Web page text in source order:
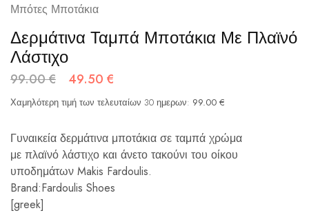
Μπότες Μποτάκια
Δερμάτινα Ταμπά Μποτάκια Με Πλαϊνό
Λάστιχο
99.00€ 49.50 €
Χαμηλότερη τιμή των τελευταίων 30 ημερων: 99.00 €
Γυναικεία δερμάτινα μποτάκια σε ταμπά χρώμα
με πλαϊνό λάστιχο και άνετο τακούνι του οίκου
υποδημάτων Makis Fardoulis.
Brand:Fardoulis Shoes
[greek]